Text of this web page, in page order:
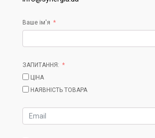
Ваше ім'я
ЗАПИТАННЯ:
ЦІНА
НАЯВНІСТЬ ТОВАРА